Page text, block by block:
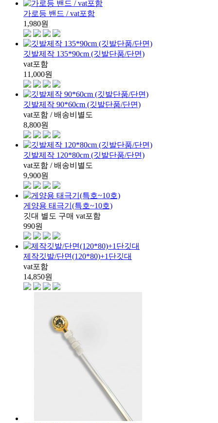
가로등 밴드 / vat포함
1,980원
깃발제작 135*90cm (깃발단품/단면)
vat포함
11,000원
깃발제작 90*60cm (깃발단품/단면)
vat포함 / 배송비별도
8,800원
깃발제작 120*80cm (깃발단품/단면)
vat포함 / 배송비별도
9,900원
게양용 태극기(특호~10호)
깃대 별도 구매 vat포함
990원
제작깃발/단면(120*80)+1단깃대
vat포함
14,850원